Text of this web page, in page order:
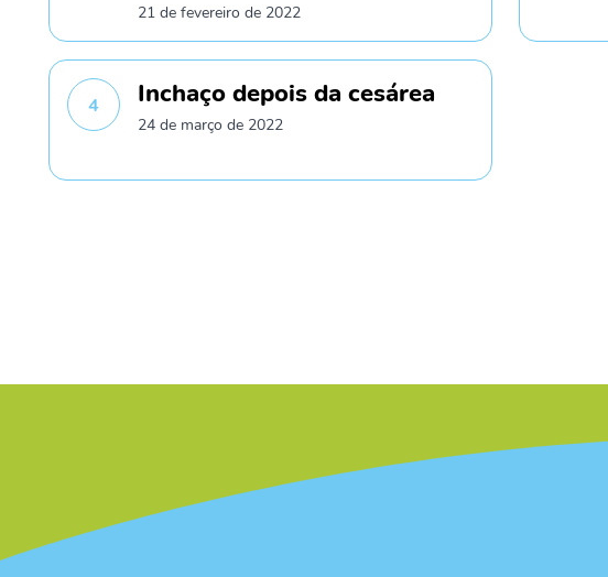
21 de fevereiro de 2022
4 Inchaço depois da cesárea
24 de março de 2022